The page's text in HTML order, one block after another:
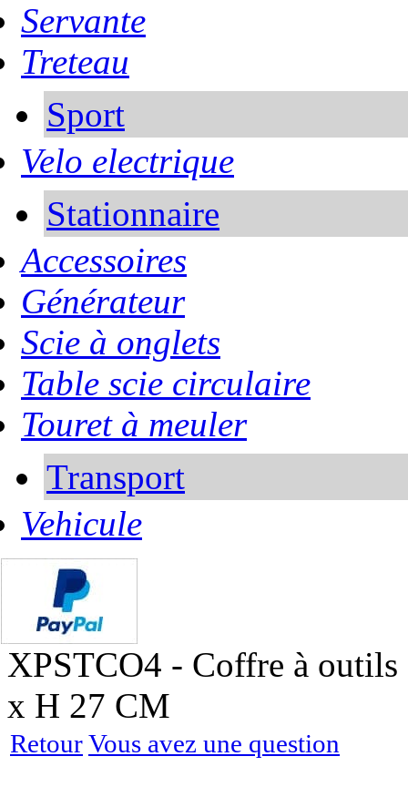
Servante
Treteau
Sport
Velo electrique
Stationnaire
Accessoires
Générateur
Scie à onglets
Table scie circulaire
Touret à meuler
Transport
Vehicule
XPSTCO4 - Coffre à
x H 27 CM
RetourVous avez une question